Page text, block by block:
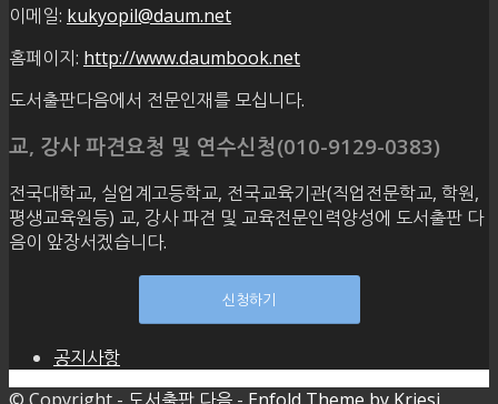
이메일: kukyopil@daum.net
홈페이지: http://www.daumbook.net
도서출판다음에서 전문인재를 모십니다.
교, 강사 파견요청 및 연수신청(010-9129-0383)
전국대학교, 실업계고등학교, 전국교육기관(직업전문학교, 학원,
평생교육원등) 교, 강사 파견 및 교육전문인력양성에 도서출판 다
음이 앞장서겠습니다.
신청하기
공지사항